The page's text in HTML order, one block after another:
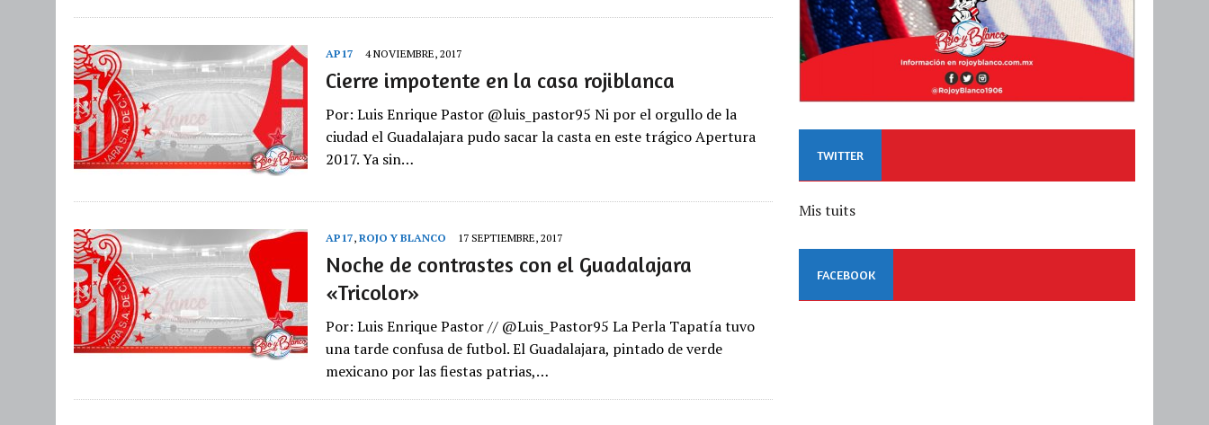
AP17 4 NOVIEMBRE, 2017
Cierre impotente en la casa rojiblanca
Por: Luis Enrique Pastor @luis_pastor95 Ni por el orgullo de la
ciudad el Guadalajara pudo sacar la casta en este trágico Apertura
2017. Ya sin…
AP17, ROJO Y BLANCO 17 SEPTIEMBRE, 2017
Noche de contrastes con el Guadalajara
«Tricolor»
Por: Luis Enrique Pastor // @Luis_Pastor95 La Perla Tapatía tuvo
una tarde confusa de futbol. El Guadalajara, pintado de verde
mexicano por las fiestas patrias,…
TWITTER
Mis tuits
FACEBOOK